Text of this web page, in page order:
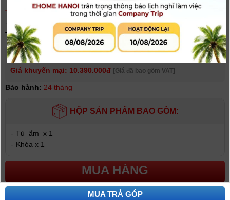
TỦ CHỐNG ẨM HINISO AD-250S, 250 LÍT | CHÍNH HÃNG
(0người đánh giá)
Tình trạng:
Có hàng
Giá niêm yết:
Giá khuyến mại: 10.390.000đ [Giá đã bao gồm VAT]
Bảo hành: 24 tháng
HỘP SẢN PHẨM BAO GỒM:
- Tủ ẩm x 1
- Khóa x 1
MUA HÀNG
MUA TRẢ GÓP